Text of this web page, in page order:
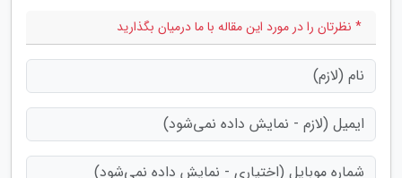
* نظرتان را در مورد این مقاله با ما درمیان بگذارید